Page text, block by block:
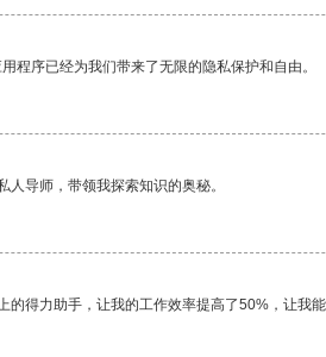
程序已经为我们带来了无限的隐私保护和自由。
人导师，带领我探索知识的奥秘。
的得力助手，让我的工作效率提高了50%，让我能